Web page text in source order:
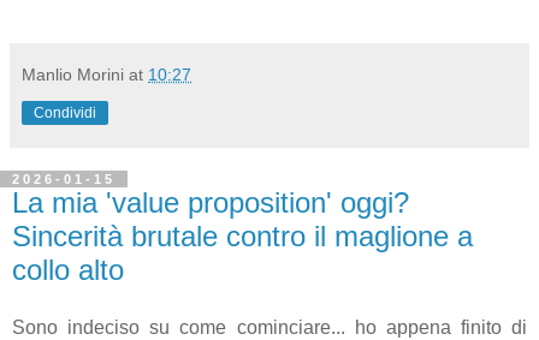
Manlio Morini at 10:27
Condividi
2026-01-15
La mia 'value proposition' oggi?
Sincerità brutale contro il maglione a
collo alto
Sono indeciso su come cominciare... ho appena finito di